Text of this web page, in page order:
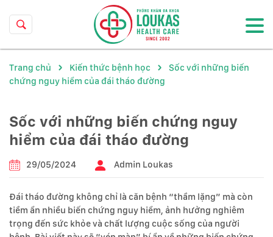
Trang chủ Kiến thức bệnh học
Sốc với những biến
chứng nguy hiểm của đái tháo đường
Sốc với những biến chứng nguy
hiểm của đái tháo đường
29/05/2024 Admin Loukas
Đái tháo đường không chỉ là căn bệnh “thầm lặng” mà còn
tiềm ẩn nhiều biến chứng nguy hiểm, ảnh hưởng nghiêm
trọng đến sức khỏe và chất lượng cuộc sống của người